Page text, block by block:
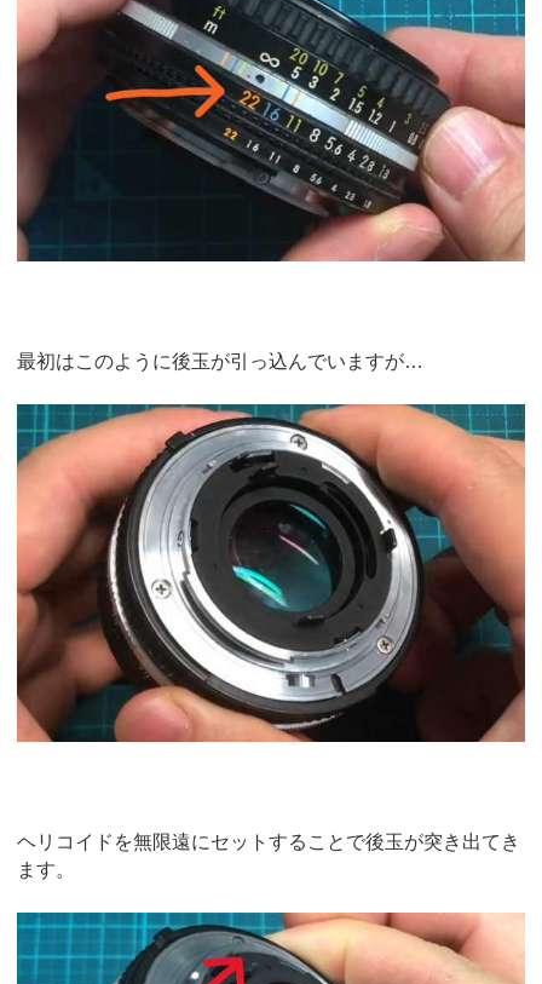
最初はこのように後玉が引っ込んでいますが…
ヘリコイドを無限遠にセットすることで後玉が突き出てき
ます。